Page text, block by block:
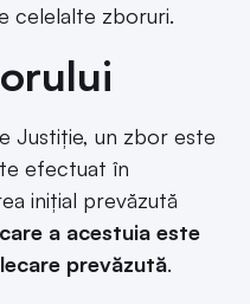
celelalte zboruri.
Justiţie, un zbor este
efectuat în
iniţial prevăzută
a acestuia este
prevăzută.